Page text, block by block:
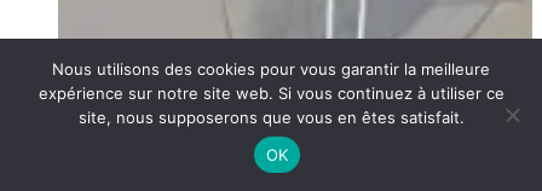
Nous utilisons des cookies pour vous garantir la meilleure
expérience sur notre site web. Si vous continuez à utiliser ce
site, nous supposerons que vous en êtes satisfait.
OK